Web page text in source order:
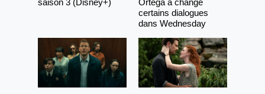
saison 3 (Disney+)
Ortega a changé
certains dialogues
dans Wednesday